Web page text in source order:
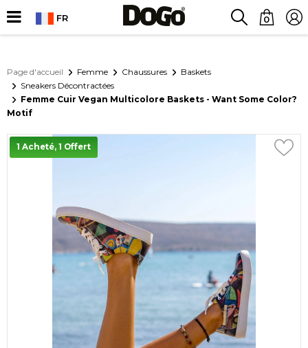
FR 0
Page d'accueil Femme Chaussures
Baskets
Sneakers Décontractées
Femme Cuir Vegan Multicolore Baskets - Want Some Color?
Motif
1 Acheté, 1 Offert